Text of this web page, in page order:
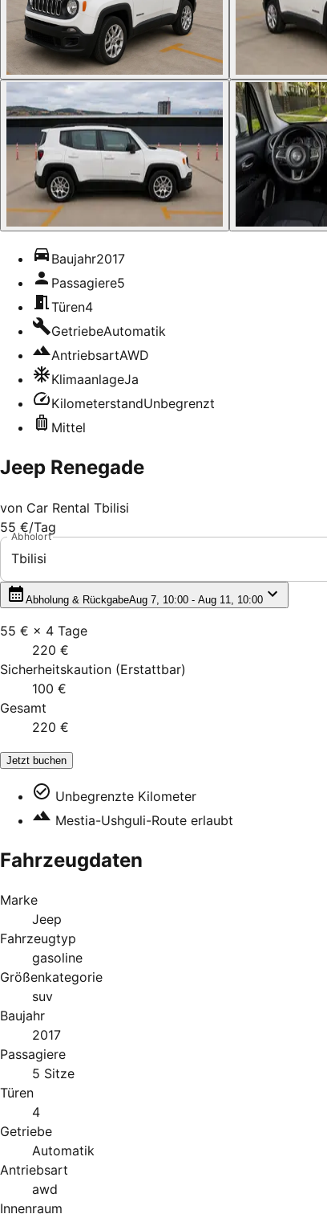
Baujahr2017
Passagiere5
Türen4
GetriebeAutomatik
AntriebsartAWD
KlimaanlageJa
KilometerstandUnbegrenzt
Mittel
Jeep Renegade
von Car Rental Tbilisi
55 €/Tag
Abholort
Tbilisi
Abholung & RückgabeAug 7, 10:00 - Aug 11, 10:00
55 € × 4 Tage
220 €
Sicherheitskaution (Erstattbar)
100 €
Gesamt
220 €
Jetzt buchen
Unbegrenzte Kilometer
Mestia-Ushguli-Route erlaubt
Fahrzeugdaten
Marke
Jeep
Fahrzeugtyp
gasoline
Größenkategorie
suv
Baujahr
2017
Passagiere
5 Sitze
Türen
4
Getriebe
Automatik
Antriebsart
awd
Innenraum